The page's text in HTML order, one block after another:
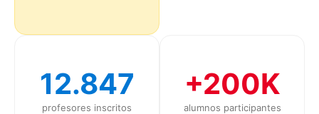
12.847
profesores inscritos
+200K
alumnos participantes